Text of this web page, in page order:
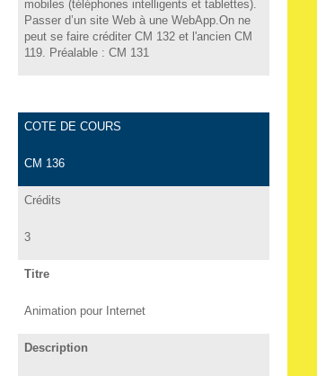
mobiles (téléphones intelligents et tablettes).
Passer d’un site Web à une WebApp.On ne
peut se faire créditer CM 132 et l'ancien CM
119. Préalable : CM 131
COTE DE COURS
CM 136
Crédits
3
Titre
Animation pour Internet
Description